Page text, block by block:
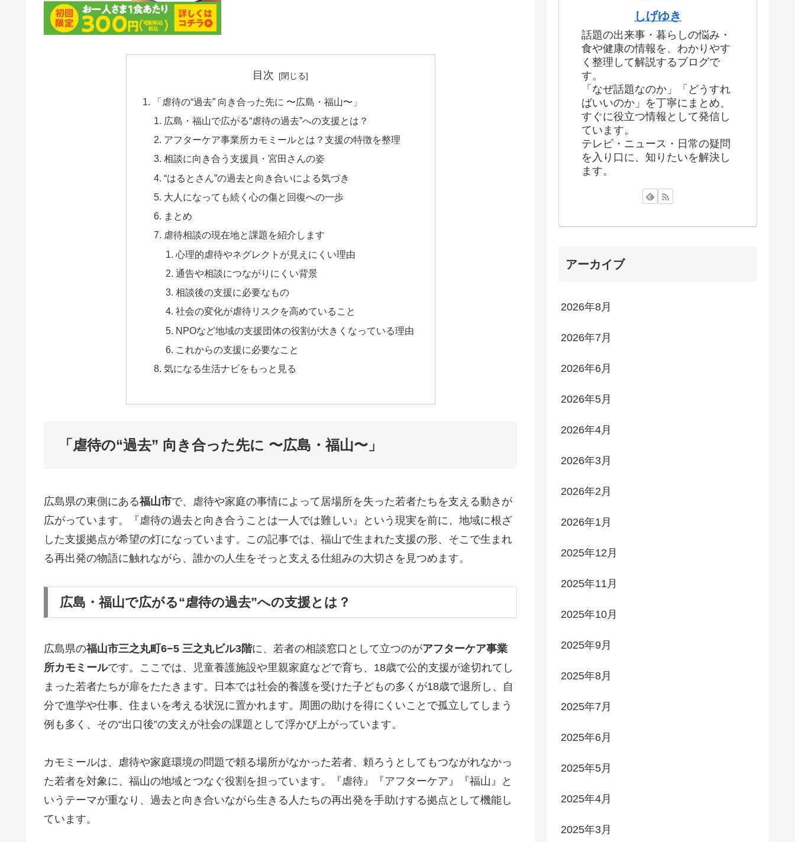
目次
「虐待の“過去” 向き合った先に 〜広島・福山〜」
広島・福山で広がる“虐待の過去”への支援とは？
アフターケア事業所カモミールとは？支援の特徴を整理
相談に向き合う支援員・宮田さんの姿
“はるとさん”の過去と向き合いによる気づき
大人になっても続く心の傷と回復への一歩
まとめ
虐待相談の現在地と課題を紹介します
心理的虐待やネグレクトが見えにくい理由
通告や相談につながりにくい背景
相談後の支援に必要なもの
社会の変化が虐待リスクを高めていること
NPOなど地域の支援団体の役割が大きくなっている理由
これからの支援に必要なこと
気になる生活ナビをもっと見る
「虐待の“過去” 向き合った先に 〜広島・福山〜」
広島県の東側にある福山市で、虐待や家庭の事情によって居場所を失った若者たちを支える動きが
広がっています。『虐待の過去と向き合うことは一人では難しい』という現実を前に、地域に根ざ
した支援拠点が希望の灯になっています。この記事では、福山で生まれた支援の形、そこで生まれ
る再出発の物語に触れながら、誰かの人生をそっと支える仕組みの大切さを見つめます。
広島・福山で広がる“虐待の過去”への支援とは？
広島県の福山市三之丸町6−5 三之丸ビル3階に、若者の相談窓口として立つのがアフターケア事業
所カモミールです。ここでは、児童養護施設や里親家庭などで育ち、18歳で公的支援が途切れてし
まった若者たちが扉をたたきます。日本では社会的養護を受けた子どもの多くが18歳で退所し、自
分で進学や仕事、住まいを考える状況に置かれます。周囲の助けを得にくいことで孤立してしまう
例も多く、その“出口後”の支えが社会の課題として浮かび上がっています。
カモミールは、虐待や家庭環境の問題で頼る場所がなかった若者、頼ろうとしてもつながれなかっ
た若者を対象に、福山の地域とつなぐ役割を担っています。『虐待』『アフターケア』『福山』と
いうテーマが重なり、過去と向き合いながら生きる人たちの再出発を手助けする拠点として機能し
ています。
しげゆき
話題の出来事・暮らしの悩み・
食や健康の情報を、わかりやす
く整理して解説するブログで
す。
「なぜ話題なのか」「どうすれ
ばいいのか」を丁寧にまとめ、
すぐに役立つ情報として発信し
ています。
テレビ・ニュース・日常の疑問
を入り口に、知りたいを解決し
ます。
アーカイブ
2026年8月
2026年7月
2026年6月
2026年5月
2026年4月
2026年3月
2026年2月
2026年1月
2025年12月
2025年11月
2025年10月
2025年9月
2025年8月
2025年7月
2025年6月
2025年5月
2025年4月
2025年3月